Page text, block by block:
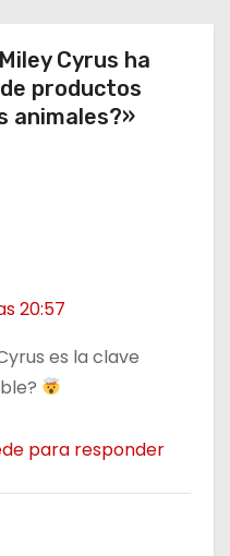
Cyrus ha
productos
animales?»
20:57
es la clave
para responder